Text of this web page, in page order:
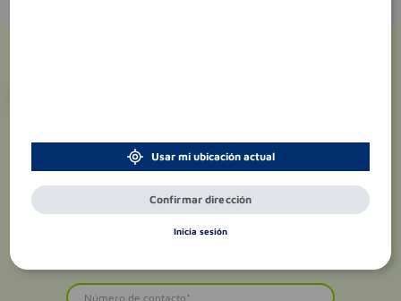
Usar mi ubicación actual
Confirmar dirección
Inicia sesión